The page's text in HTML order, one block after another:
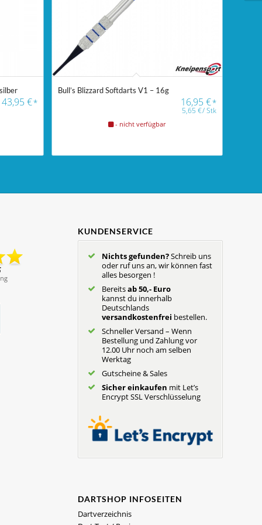
43,95€*
Bull’s Blizzard Softdarts V1 – 16g
16,95€*
5,65 €/Stk
- nicht verfügbar
KUNDENSERVICE
Nichts gefunden?Schreib uns
oder ruf uns an, wir können fast
alles besorgen !
Bereitsab 50,- Euro
kannst du innerhalb
Deutschlands
versandkostenfrei bestellen.
Schneller Versand – Wenn
Bestellung und Zahlung vor
12.00 Uhr noch am selben
Werktag
Gutscheine & Sales
Sicher einkaufen mit Let’s
Encrypt SSL Verschlüsselung
DARTSHOP INFOSEITEN
Dartverzeichnis